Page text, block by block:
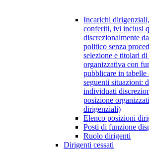
Incarichi
conferiti, ivi inclusi
discrezionalmente
politico senza
selezione e titolari
organizzativa con
pubblicare in tabelle
seguenti situazioni:
individuati
posizione
dirigenziali)
Elenco posizioni
Posti di funzione
Ruolo dirigenti
Dirigenti cessati